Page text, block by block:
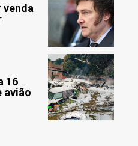
venda
16
avião